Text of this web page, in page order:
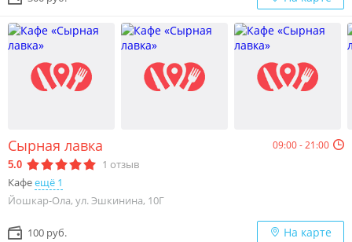
Сырная лавка 09:00 - 21:00
5.0 1 отзыв
Кафеещё 1
Йошкар-Ола, ул. Эшкинина, 10Г
100 руб. На карте